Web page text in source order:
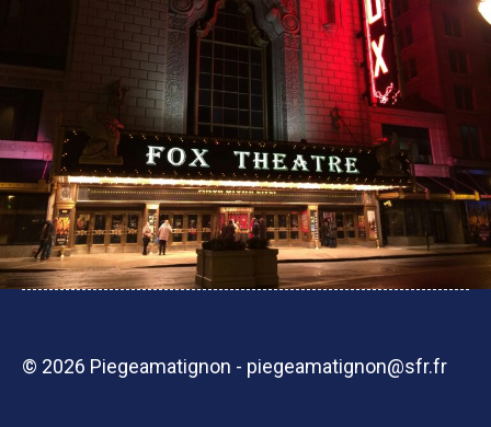
© 2026 Piegeamatignon - piegeamatignon@sfr.fr